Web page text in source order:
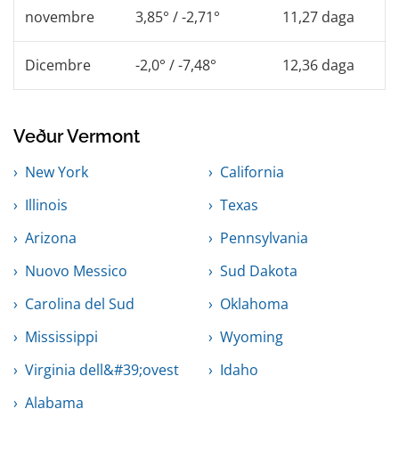
novembre 3,85° / -2,71° 11,27 daga
Dicembre -2,0° / -7,48° 12,36 daga
Veður Vermont
New York
California
Illinois
Texas
Arizona
Pennsylvania
Nuovo Messico
Sud Dakota
Carolina del Sud
Oklahoma
Mississippi
Wyoming
Virginia dell&#39;ovest
Idaho
Alabama